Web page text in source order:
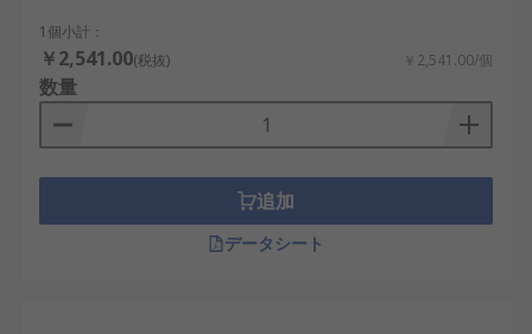
設計段階での選定から、保守交換用途までを想定し
たHDMI延長コネクタを安定的に供給しており、用
途や条件に応じた製品比較が可能です。
1個小計：
￥2,541.00(税抜) ￥2,541.00/個
数量
追加
データシート